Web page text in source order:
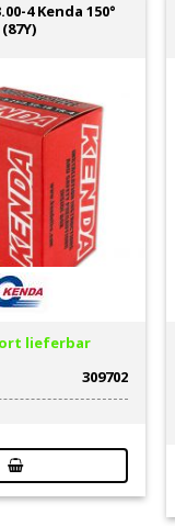
4 Kenda 150°
(87Y)
lieferbar
309702